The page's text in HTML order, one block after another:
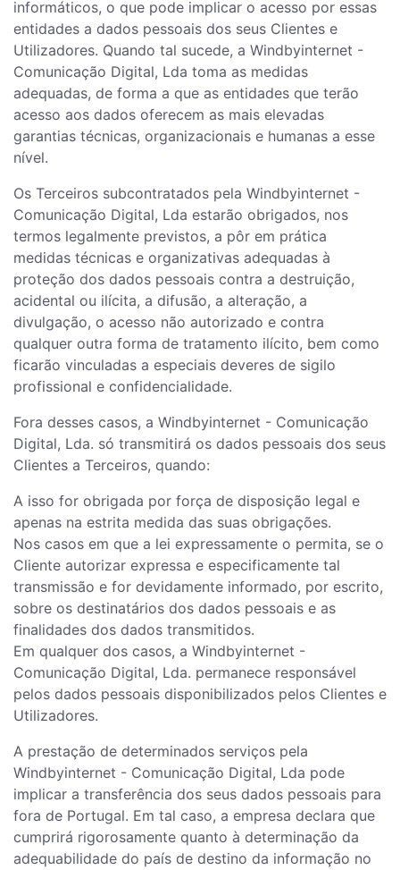
informáticos, o que pode implicar o acesso por essas
entidades a dados pessoais dos seus Clientes e
Utilizadores. Quando tal sucede, a Windbyinternet -
Comunicação Digital, Lda toma as medidas
adequadas, de forma a que as entidades que terão
acesso aos dados oferecem as mais elevadas
garantias técnicas, organizacionais e humanas a esse
nível.
Os Terceiros subcontratados pela Windbyinternet -
Comunicação Digital, Lda estarão obrigados, nos
termos legalmente previstos, a pôr em prática
medidas técnicas e organizativas adequadas à
proteção dos dados pessoais contra a destruição,
acidental ou ilícita, a difusão, a alteração, a
divulgação, o acesso não autorizado e contra
qualquer outra forma de tratamento ilícito, bem como
ficarão vinculadas a especiais deveres de sigilo
profissional e confidencialidade.
Fora desses casos, a Windbyinternet - Comunicação
Digital, Lda. só transmitirá os dados pessoais dos seus
Clientes a Terceiros, quando:
A isso for obrigada por força de disposição legal e
apenas na estrita medida das suas obrigações.
Nos casos em que a lei expressamente o permita, se o
Cliente autorizar expressa e especificamente tal
transmissão e for devidamente informado, por escrito,
sobre os destinatários dos dados pessoais e as
finalidades dos dados transmitidos.
Em qualquer dos casos, a Windbyinternet -
Comunicação Digital, Lda. permanece responsável
pelos dados pessoais disponibilizados pelos Clientes e
Utilizadores.
A prestação de determinados serviços pela
Windbyinternet - Comunicação Digital, Lda pode
implicar a transferência dos seus dados pessoais para
fora de Portugal. Em tal caso, a empresa declara que
cumprirá rigorosamente quanto à determinação da
adequabilidade do país de destino da informação no